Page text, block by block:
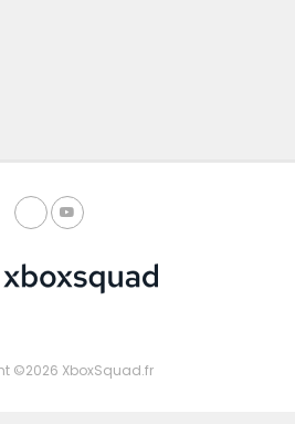
©2026 XboxSquad.fr